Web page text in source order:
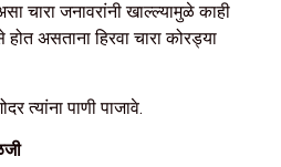
चारा जनावरांनी खाल्ल्यामुळे काही
असताना हिरवा चारा कोरड्या
त्यांना पाणी पाजावे.